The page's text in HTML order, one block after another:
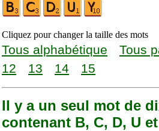
Cliquez pour changer la taille des mots
Tous alphabétique Tous
12
13 14 15
Il y a un seul mot de
contenant B, C, D, U